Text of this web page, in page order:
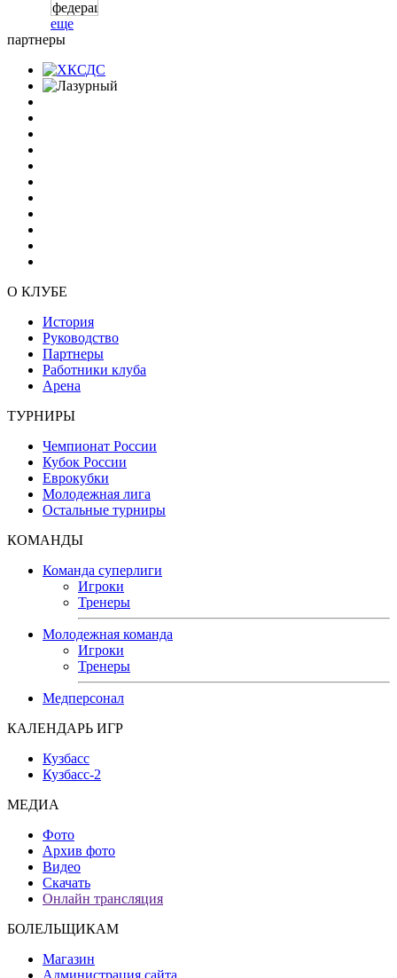
еще
партнеры
О КЛУБЕ
История
Руководство
Партнеры
Работники клуба
Арена
ТУРНИРЫ
Чемпионат России
Кубок России
Еврокубки
Молодежная лига
Остальные турниры
КОМАНДЫ
Команда суперлиги
Игроки
Тренеры
Молодежная команда
Игроки
Тренеры
Медперсонал
КАЛЕНДАРЬ ИГР
Кузбасс
Кузбасс-2
МЕДИА
Фото
Архив фото
Видео
Скачать
Онлайн трансляция
БОЛЕЛЬЩИКАМ
Магазин
Администрация сайта